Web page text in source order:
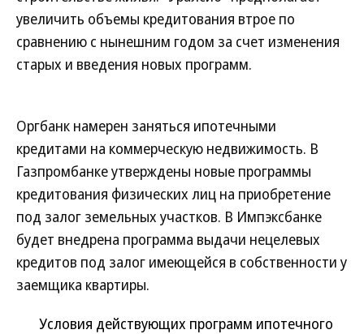
увеличить объемы кредитования втрое по
сравнению с нынешним годом за счет изменения
старых и введения новых программ.
Оргбанк намерен заняться ипотечными
кредитами на коммерческую недвижимость. В
Газпромбанке утверждены новые программы
кредитования физических лиц на приобретение
под залог земельных участков. В Импэксбанке
будет внедрена программа выдачи нецелевых
кредитов под залог имеющейся в собственности у
заемщика квартиры.
Условия действующих программ ипотечного